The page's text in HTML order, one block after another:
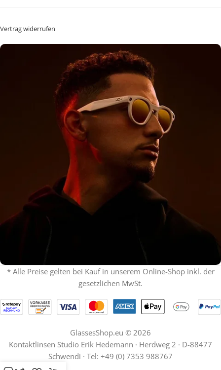
Vertrag widerrufen
% ON SALE %
Oakley mit Sehstärke
SPECIAL OFFER
Jetzt shoppen
* Alle Preise gelten bei Kauf in unserem Online-Shop inkl. der
gesetzlichen MwSt.
GlassesShop.eu © 2026
Kontaktlinsen Studio Erik Hedemann · Herdweg 2 · D-88477
Schwendi · Tel: +49 (0) 7353 988767